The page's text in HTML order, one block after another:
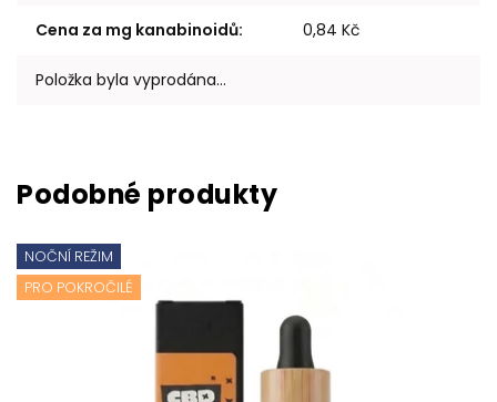
Cena za mg kanabinoidů: 0,84 Kč
Položka byla vyprodána…
NOČNÍ REŽIM
PRO POKROČILÉ